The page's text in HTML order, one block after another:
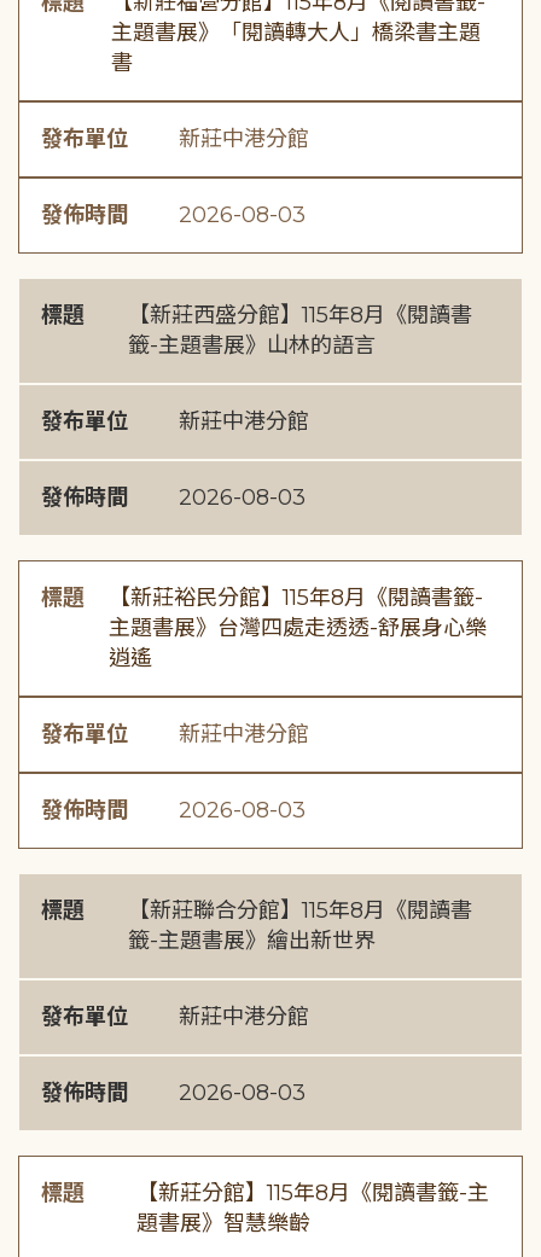
主題書展》「閱讀轉大人」橋梁書主題
書
發布單位 新莊中港分館
發佈時間 2026-08-03
標題
【新莊西盛分館】115年8月《閱讀書
籤-主題書展》山林的語言
發布單位 新莊中港分館
發佈時間 2026-08-03
標題
【新莊裕民分館】115年8月《閱讀書籤-
主題書展》台灣四處走透透-舒展身心樂
逍遙
發布單位 新莊中港分館
發佈時間 2026-08-03
標題
【新莊聯合分館】115年8月《閱讀書
籤-主題書展》繪出新世界
發布單位 新莊中港分館
發佈時間 2026-08-03
標題
【新莊分館】115年8月《閱讀書籤-主
題書展》智慧樂齡